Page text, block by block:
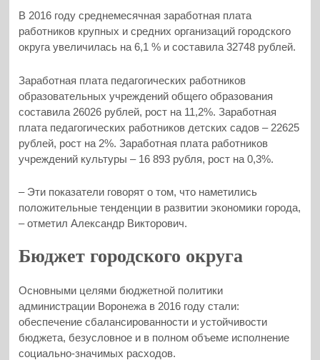
В 2016 году среднемесячная заработная плата
работников крупных и средних организаций городского
округа увеличилась на 6,1 % и составила 32748 рублей.
Заработная плата педагогических работников
образовательных учреждений общего образования
составила 26026 рублей, рост на 11,2%. Заработная
плата педагогических работников детских садов – 22625
рублей, рост на 2%. Заработная плата работников
учреждений культуры – 16 893 рубля, рост на 0,3%.
– Эти показатели говорят о том, что наметились
положительные тенденции в развитии экономики города,
– отметил Александр Викторович.
Бюджет городского округа
Основными целями бюджетной политики
администрации Воронежа в 2016 году стали:
обеспечение сбалансированности и устойчивости
бюджета, безусловное и в полном объеме исполнение
социально-значимых расходов.